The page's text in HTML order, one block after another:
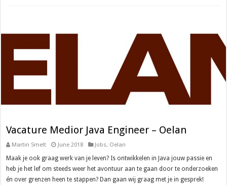
Vacature Medior Java Engineer – Oelan
Martin Smelt June 2018 Jobs, Oelan
Maak je ook graag werk van je leven? Is ontwikkelen in Java jouw passie en
heb je het lef om steeds weer het avontuur aan te gaan door te onderzoeken
én over grenzen heen te stappen? Dan gaan wij graag met je in gesprek!